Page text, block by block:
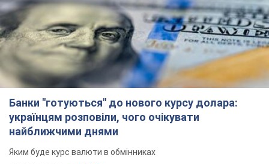
Банки "готуються" до нового курсу долара:
українцям розповіли, чого очікувати
найближчими днями
Яким буде курс валюти в обмінниках